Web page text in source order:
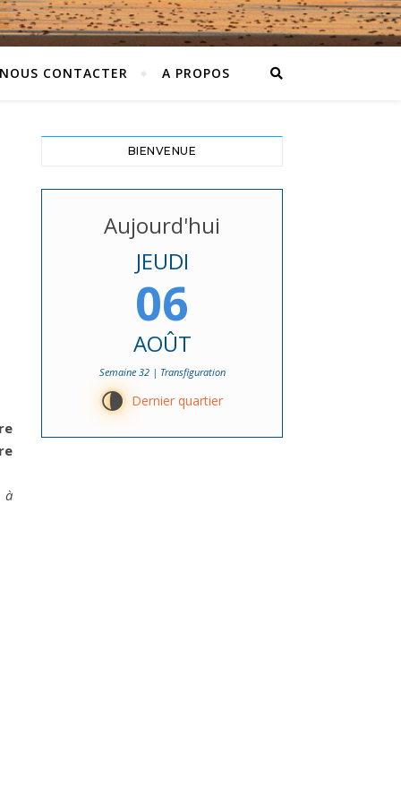
NOUS CONTACTER A PROPOS
BIENVENUE
Aujourd'hui
JEUDI
06
AOÛT
Semaine 32 | Transfiguration
U Dernier quartier